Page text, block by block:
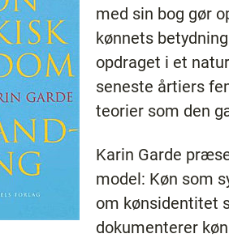
med sin bog gør
kønnets
opdraget i et
seneste årtiers
teorier som den
Karin Garde
model: Køn som
om kønsidentitet
dokumenterer